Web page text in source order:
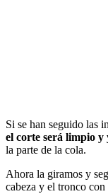
Si se han seguido las
el corte será limpio y
la parte de la cola.
Ahora la giramos y
cabeza y el tronco